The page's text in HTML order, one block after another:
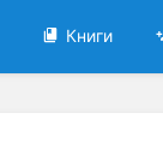
Книги